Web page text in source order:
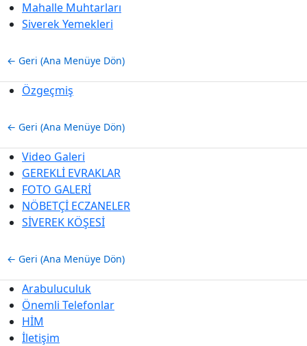
Mahalle Muhtarları
Siverek Yemekleri
← Geri (Ana Menüye Dön)
Özgeçmiş
← Geri (Ana Menüye Dön)
Video Galeri
GEREKLİ EVRAKLAR
FOTO GALERİ
NÖBETÇİ ECZANELER
SİVEREK KÖŞESİ
← Geri (Ana Menüye Dön)
Arabuluculuk
Önemli Telefonlar
HİM
İletişim